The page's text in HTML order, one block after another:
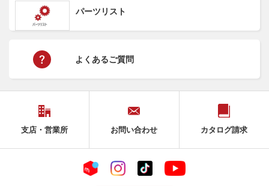
パーツリスト
よくあるご質問
支店・営業所 お問い合わせ カタログ請求